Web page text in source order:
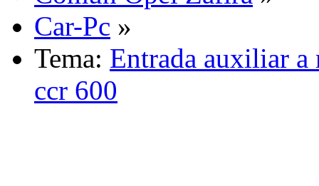
Car-Pc »
Tema: Entrada auxiliar
ccr 600